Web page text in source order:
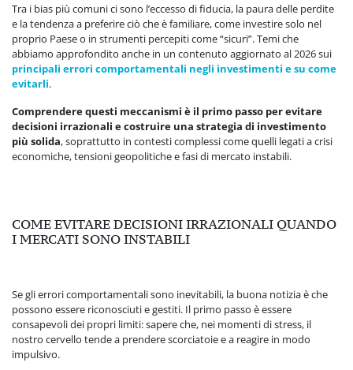
Tra i bias più comuni ci sono l’eccesso di fiducia, la paura delle perdite
e la tendenza a preferire ciò che è familiare, come investire solo nel
proprio Paese o in strumenti percepiti come “sicuri”. Temi che
abbiamo approfondito anche in un contenuto aggiornato al 2026 sui
principali errori comportamentali negli investimenti e su come
evitarli.
Comprendere questi meccanismi è il primo passo per evitare
decisioni irrazionali e costruire una strategia di investimento
più solida, soprattutto in contesti complessi come quelli legati a crisi
economiche, tensioni geopolitiche e fasi di mercato instabili.
COME EVITARE DECISIONI IRRAZIONALI QUANDO
I MERCATI SONO INSTABILI
Se gli errori comportamentali sono inevitabili, la buona notizia è che
possono essere riconosciuti e gestiti. Il primo passo è essere
consapevoli dei propri limiti: sapere che, nei momenti di stress, il
nostro cervello tende a prendere scorciatoie e a reagire in modo
impulsivo.